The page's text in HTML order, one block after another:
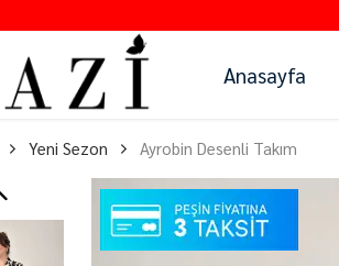
Anasayfa
Yeni Sezon Ayrobin Desenli Takım